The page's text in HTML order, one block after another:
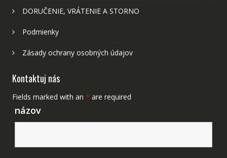
DORUČENIE, VRÁTENIE A STORNO
Podmienky
Zásady ochrany osobných údajov
Kontaktuj nás
Fields marked with an * are required
názov